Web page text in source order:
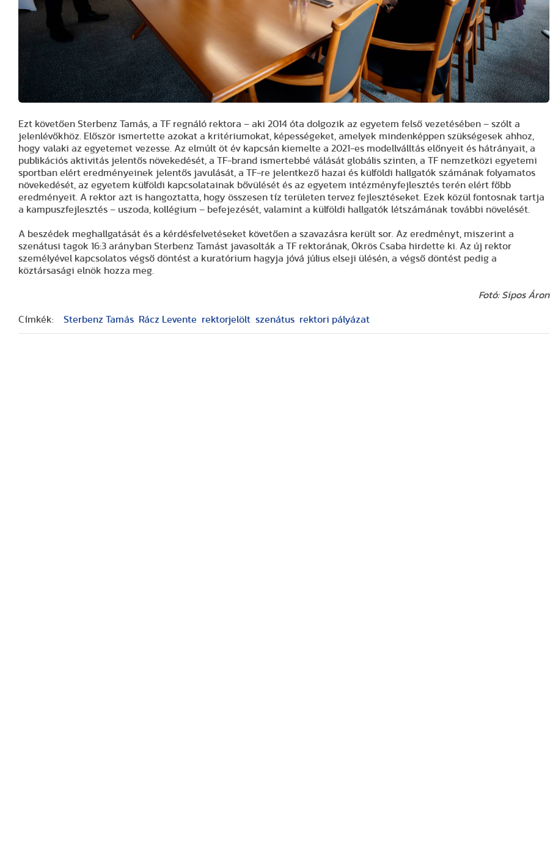
Ezt követően Sterbenz Tamás, a TF regnáló rektora – aki 2014 óta dolgozik az egyetem felső vezetésében – szólt a
jelenlévőkhöz. Először ismertette azokat a kritériumokat, képességeket, amelyek mindenképpen szükségesek ahhoz,
hogy valaki az egyetemet vezesse. Az elmúlt öt év kapcsán kiemelte a 2021-es modellválltás előnyeit és hátrányait, a
publikációs aktivitás jelentős növekedését, a TF-brand ismertebbé válását globális szinten, a TF nemzetközi egyetemi
sportban elért eredményeinek jelentős javulását, a TF-re jelentkező hazai és külföldi hallgatók számának folyamatos
növekedését, az egyetem külföldi kapcsolatainak bővülését és az egyetem intézményfejlesztés terén elért főbb
eredményeit. A rektor azt is hangoztatta, hogy összesen tíz területen tervez fejlesztéseket. Ezek közül fontosnak tartja
a kampuszfejlesztés – uszoda, kollégium – befejezését, valamint a külföldi hallgatók létszámának további növelését.
A beszédek meghallgatását és a kérdésfelvetéseket követően a szavazásra került sor. Az eredményt, miszerint a
szenátusi tagok 16:3 arányban Sterbenz Tamást javasolták a TF rektorának, Ökrös Csaba hirdette ki. Az új rektor
személyével kapcsolatos végső döntést a kuratórium hagyja jóvá július elseji ülésén, a végső döntést pedig a
köztársasági elnök hozza meg.
Fotó: Sipos Áron
Címkék: Sterbenz Tamás Rácz Levente rektorjelölt szenátus rektori pályázat